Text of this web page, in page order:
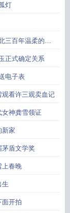
灯
三百年温柔的女
正式确定关系
电子表
看许三观卖血记
女神龚雪领证
新家
盾文学奖
上春晚
生
面开拍